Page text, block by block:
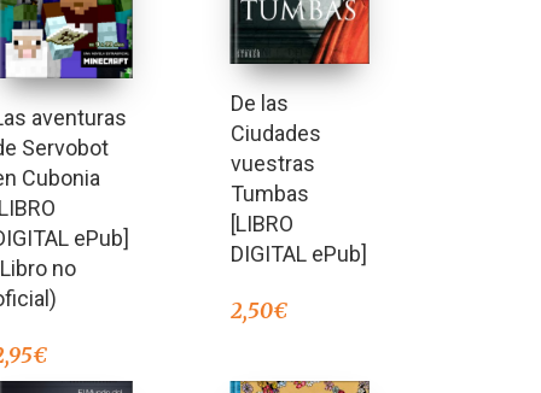
aventuras
Servobot
Cubonia
ePub]
no
€
De las
Ciudades
vuestras
Tumbas
[LIBRO
DIGITAL ePub]
2,50€